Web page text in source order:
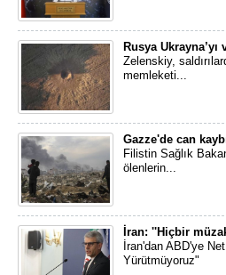
Rusya
Zelenskiy,
memleketi...
Gazze'de can
Filistin Sağlık
ölenlerin...
İran: ''Hiçbir
İran'dan ABD'ye
Yürütmüyoruz"